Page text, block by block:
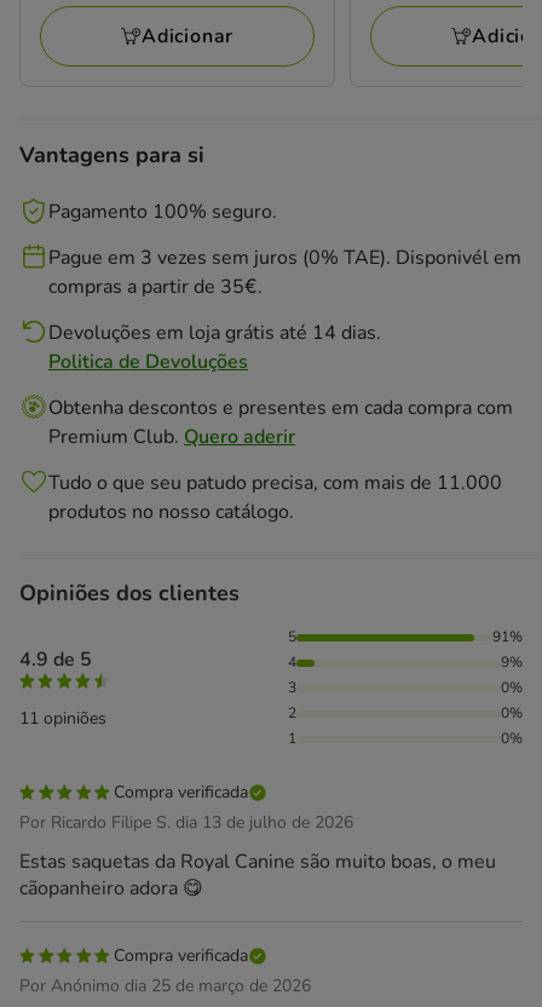
avaliações
133.65€
Adicionar
avaliações
157.47€
Vantagens para si
Pagamento 100% seguro.
Pague em 3 vezes sem juros (0% TAE). Disponivél em
compras a partir de 35€.
Devoluções em loja grátis até 14 dias.
Politica de Devoluções
Obtenha descontos e presentes em cada compra com
Premium Club. Quero aderir
Tudo o que seu patudo precisa, com mais de 11.000
produtos no nosso catálogo.
Opiniões dos clientes
4.9 de 5
11 opiniões
91% das pessoas avaliaram com 5 estrelas, 9% das
5
91%
4
9%
3
0%
2
0%
1
0%
Compra verificada
Por Ricardo Filipe S. dia 13 de julho de 2026
Estas saquetas da Royal Canine são muito boas, o meu
cãopanheiro adora 😋
Compra verificada
Por Anónimo dia 25 de março de 2026